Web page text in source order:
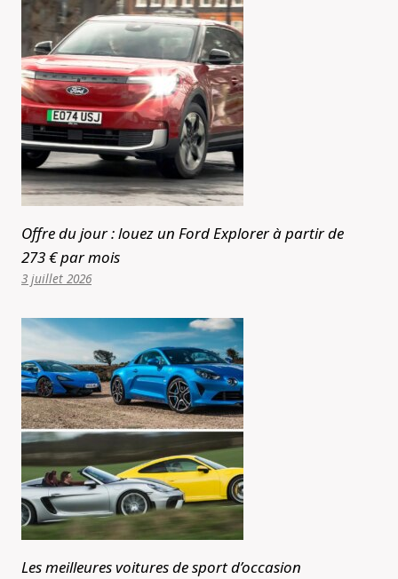
Offre du jour : louez un Ford Explorer à partir de
273 € par mois
3 juillet 2026
Les meilleures voitures de sport d’occasion